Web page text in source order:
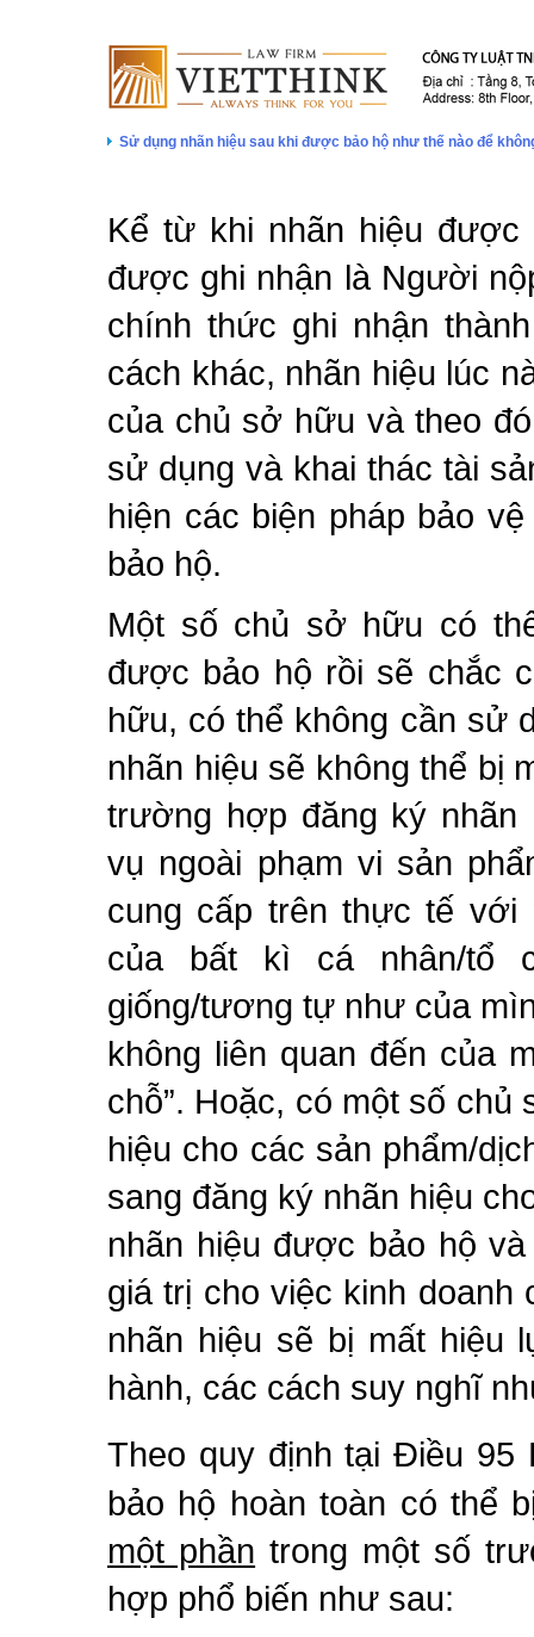
Sử dụng nhãn hiệu sau khi được bảo hộ như thế nào để
Kể từ khi nhãn hiệu được
được ghi nhận là Người
chính thức ghi nhận
cách khác, nhãn hiệu lúc
của chủ sở hữu và theo
sử dụng và khai thác tài
hiện các biện pháp bảo
bảo hộ.
Một số chủ sở hữu có
được bảo hộ rồi sẽ chắc
hữu, có thể không cần sử
nhãn hiệu sẽ không thể bị
trường hợp đăng ký nhãn
vụ ngoài phạm vi sản
cung cấp trên thực tế với
của bất kì cá nhân/tổ
giống/tương tự như của
không liên quan đến của
chỗ”. Hoặc, có một số
hiệu cho các sản phẩm/
sang đăng ký nhãn hiệu
nhãn hiệu được bảo hộ
giá trị cho việc kinh doanh
nhãn hiệu sẽ bị mất hiệu
hành, các cách suy nghĩ
Theo quy định tại Điều 95
bảo hộ hoàn toàn có thể
một phần trong một số
hợp phổ biến như sau: